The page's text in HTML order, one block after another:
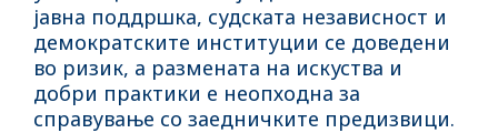
јавна поддршка, судската независност и
демократските институции се доведени
во ризик, а размената на искуства и
добри практики е неопходна за
справување со заедничките предизвици.